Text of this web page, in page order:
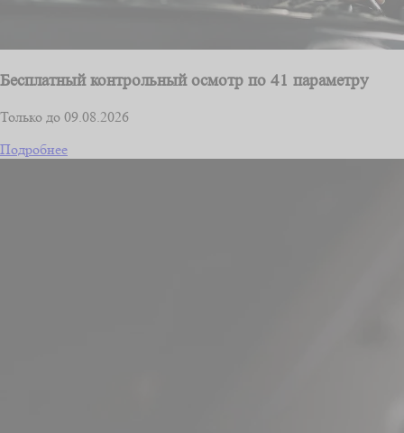
Бесплатный контрольный осмотр по 41 параметру
Только до 09.08.2026
Подробнее